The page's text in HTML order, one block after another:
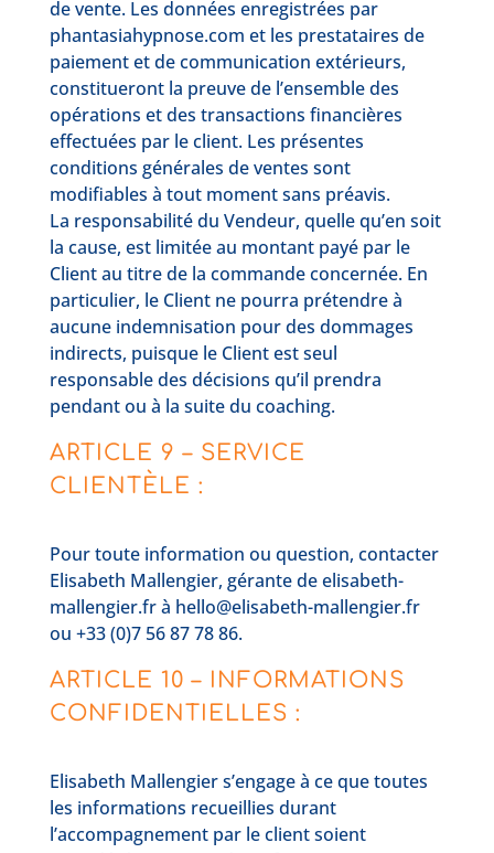
de vente. Les données enregistrées par
phantasiahypnose.com et les prestataires de
paiement et de communication extérieurs,
constitueront la preuve de l’ensemble des
opérations et des transactions financières
effectuées par le client. Les présentes
conditions générales de ventes sont
modifiables à tout moment sans préavis.
La responsabilité du Vendeur, quelle qu’en soit
la cause, est limitée au montant payé par le
Client au titre de la commande concernée. En
particulier, le Client ne pourra prétendre à
aucune indemnisation pour des dommages
indirects, puisque le Client est seul
responsable des décisions qu’il prendra
pendant ou à la suite du coaching.
ARTICLE 9 – SERVICE
CLIENTÈLE :
Pour toute information ou question, contacter
Elisabeth Mallengier, gérante de elisabeth-
mallengier.fr à hello@elisabeth-mallengier.fr
ou +33 (0)7 56 87 78 86.
ARTICLE 10 – INFORMATIONS
CONFIDENTIELLES :
Elisabeth Mallengier s’engage à ce que toutes
les informations recueillies durant
l’accompagnement par le client soient